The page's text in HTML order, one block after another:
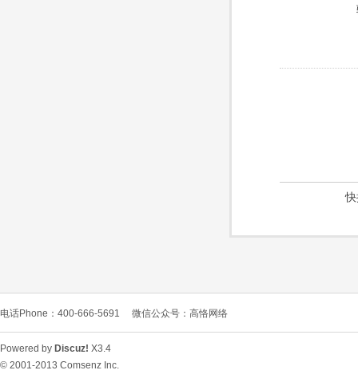
电话Phone：400-666-5691 微信公众号：高恪网络
Powered by Discuz! X3.4
© 2001-2013 Comsenz Inc.